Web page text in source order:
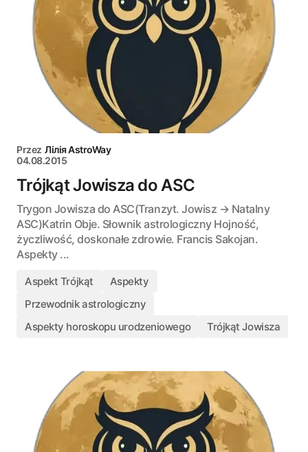
Przez Лілія AstroWay
04.08.2015
Trójkąt Jowisza do ASC
Trygon Jowisza do ASC(Tranzyt. Jowisz → Natalny
ASC)Katrin Obje. Słownik astrologiczny Hojność,
życzliwość, doskonałe zdrowie. Francis Sakojan.
Aspekty ...
Aspekt Trójkąt
Aspekty
Przewodnik astrologiczny
Aspekty horoskopu urodzeniowego
Trójkąt Jowisza